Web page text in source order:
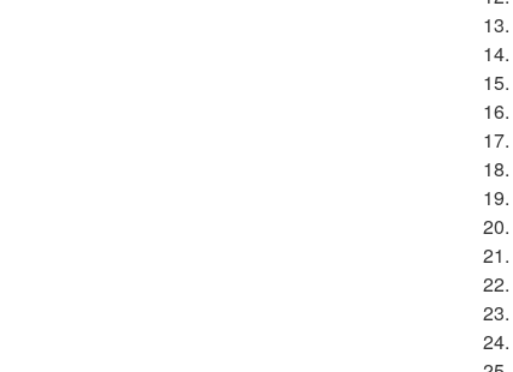
13.
14.
15.
16.
17.
18.
19.
20.
21.
22.
23.
24.